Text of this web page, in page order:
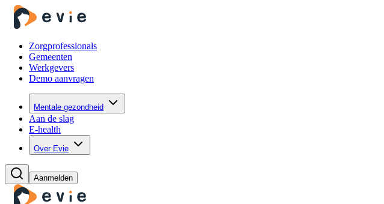
Zorgprofessionals
Gemeenten
Werkgevers
Demo aanvragen
Mentale gezondheid
Aan de slag
E-health
Over Evie
Aanmelden